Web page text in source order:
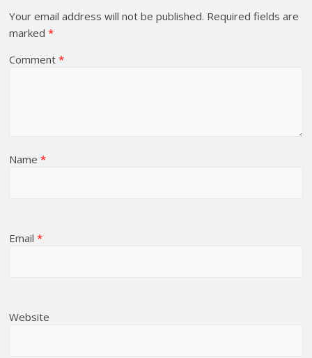
Your email address will not be published. Required fields are
marked*
Comment*
Name*
Email*
Website